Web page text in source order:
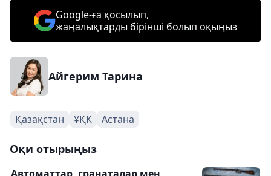
Google-ға қосылып,
жаңалықтарды бірінші болып оқыңыз
Айгерим Тарина
Қазақстан ҰҚК Астана
Оқи отырыңыз